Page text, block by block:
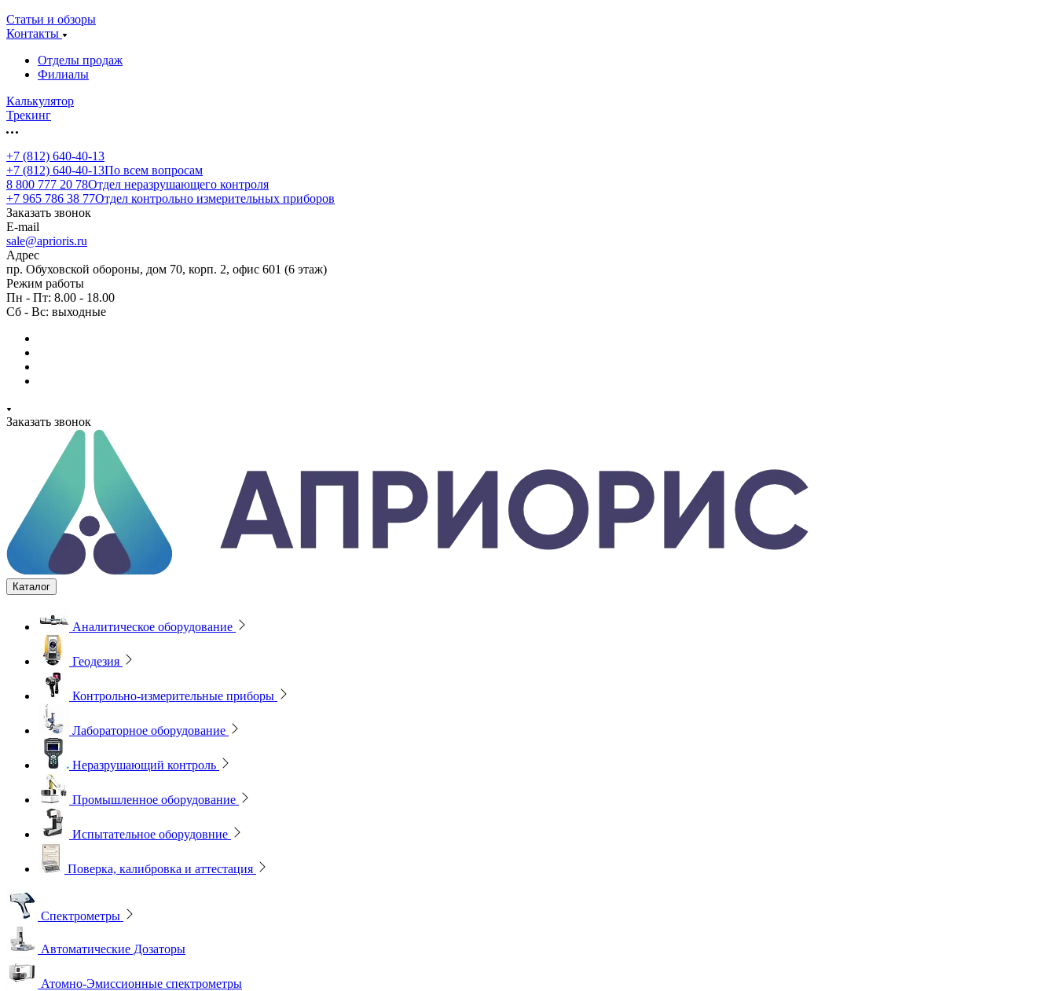
Статьи и обзоры
Контакты
Отделы продаж
Филиалы
Калькулятор
Трекинг
+7 (812) 640-40-13
+7 (812) 640-40-13По всем вопросам
8 800 777 20 78Отдел неразрушающего контроля
+7 965 786 38 77Отдел контрольно измерительных приборов
Заказать звонок
E-mail
sale@aprioris.ru
Адрес
пр. Обуховской обороны, дом 70, корп. 2, офис 601 (6 этаж)
Режим работы
Пн - Пт: 8.00 - 18.00
Сб - Вс: выходные
Заказать звонок
Каталог
Аналитическое оборудование
Геодезия
Контрольно-измерительные приборы
Лабораторное оборудование
Неразрушающий контроль
Промышленное оборудование
Испытательное оборудовние
Поверка, калибровка и аттестация
Спектрометры
Автоматические Дозаторы
Атомно-Эмиссионные спектрометры